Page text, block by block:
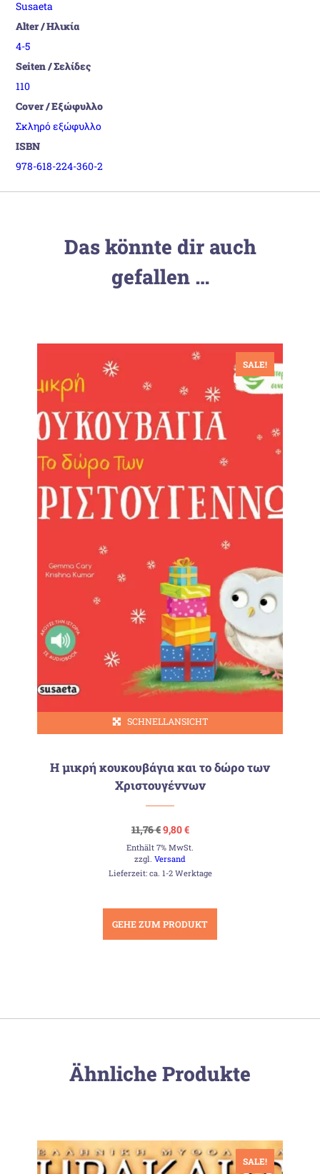
Susaeta
Alter / Ηλικία
4-5
Seiten / Σελίδες
110
Cover / Εξώφυλλο
Σκληρό εξώφυλλο
ISBN
978-618-224-360-2
Das könnte dir auch
gefallen …
SALE!
SCHNELLANSICHT
Η μικρή κουκουβάγια και το δώρο των
Χριστουγέννων
11,76€Ursprünglicher
Preis
war:
11,76 €
9,80€Aktueller
ist:
Enthält 7% MwSt.
zzgl.Versand
Lieferzeit: ca. 1-2 Werktage
GEHE ZUM PRODUKT
Ähnliche Produkte
SALE!